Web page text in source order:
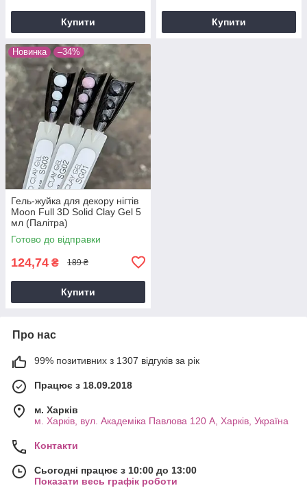
Купити Купити
Новинка –34%
Гель-жуйка для декору нігтів
Moon Full 3D Solid Clay Gel 5
мл (Палітра)
Готово до відправки
124,74 ₴ 189 ₴
Купити
Про нас
99% позитивних з 1307 відгуків за рік
Працює з 18.09.2018
м. Харків
м. Харків, вул. Академіка Павлова 120 А, Харків, Україна
Контакти
Сьогодні працює з 10:00 до 13:00
Показати весь графік роботи